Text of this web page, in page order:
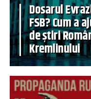
Dosarul
FSB? Cum a
de știri
Kremlinului